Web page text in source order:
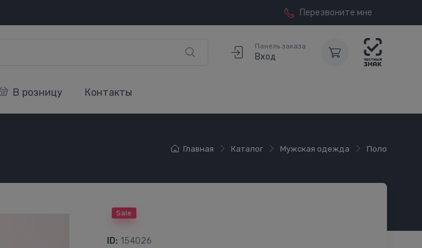
Перезвоните мне
Панель заказа
Вход
В розницу Контакты
Главная Каталог Мужская одежда Поло
Sale
ID: 154026